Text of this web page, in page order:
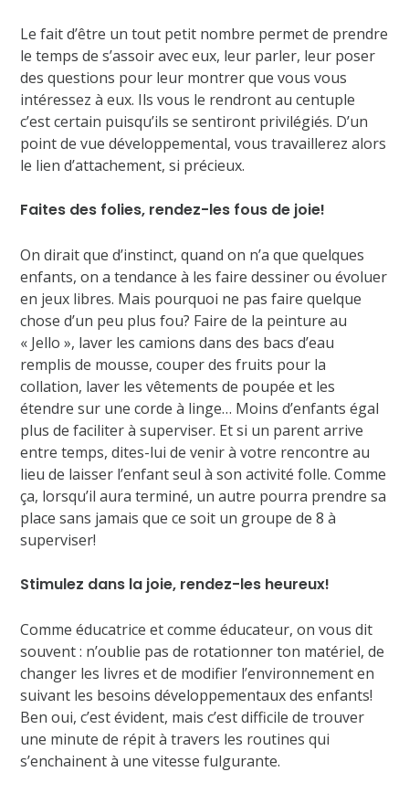
Le fait d’être un tout petit nombre permet de prendre
le temps de s’assoir avec eux, leur parler, leur poser
des questions pour leur montrer que vous vous
intéressez à eux. Ils vous le rendront au centuple
c’est certain puisqu’ils se sentiront privilégiés. D’un
point de vue développemental, vous travaillerez alors
le lien d’attachement, si précieux.
Faites des folies, rendez-les fous de joie!
On dirait que d’instinct, quand on n’a que quelques
enfants, on a tendance à les faire dessiner ou évoluer
en jeux libres. Mais pourquoi ne pas faire quelque
chose d’un peu plus fou? Faire de la peinture au
« Jello », laver les camions dans des bacs d’eau
remplis de mousse, couper des fruits pour la
collation, laver les vêtements de poupée et les
étendre sur une corde à linge… Moins d’enfants égal
plus de faciliter à superviser. Et si un parent arrive
entre temps, dites-lui de venir à votre rencontre au
lieu de laisser l’enfant seul à son activité folle. Comme
ça, lorsqu’il aura terminé, un autre pourra prendre sa
place sans jamais que ce soit un groupe de 8 à
superviser!
Stimulez dans la joie, rendez-les heureux!
Comme éducatrice et comme éducateur, on vous dit
souvent : n’oublie pas de rotationner ton matériel, de
changer les livres et de modifier l’environnement en
suivant les besoins développementaux des enfants!
Ben oui, c’est évident, mais c’est difficile de trouver
une minute de répit à travers les routines qui
s’enchainent à une vitesse fulgurante.